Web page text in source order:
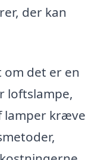
der kan
om det er en
loftslampe,
lamper kræve